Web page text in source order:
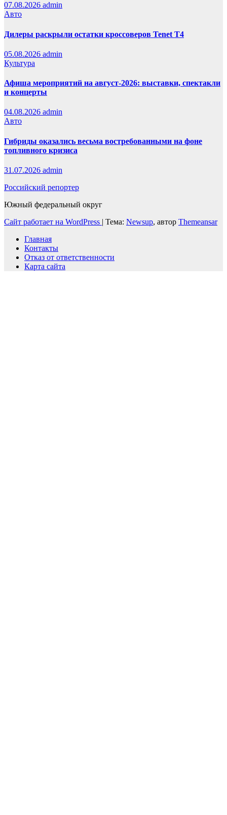
07.08.2026 admin
Авто
Дилеры раскрыли остатки кроссоверов Tenet T4
05.08.2026 admin
Культура
Афиша мероприятий на август-2026: выставки, спектакли
и концерты
04.08.2026 admin
Авто
Гибриды оказались весьма востребованными на фоне
топливного кризиса
31.07.2026 admin
Российский репортер
Южный федеральный округ
Сайт работает на WordPress | Тема: Newsup, автор Themeansar
Главная
Контакты
Отказ от ответственности
Карта сайта